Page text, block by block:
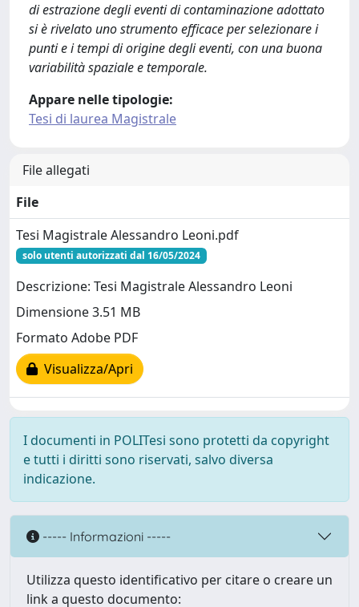
di estrazione degli eventi di contaminazione adottato
si è rivelato uno strumento efficace per selezionare i
punti e i tempi di origine degli eventi, con una buona
variabilità spaziale e temporale.
Appare nelle tipologie:
Tesi di laurea Magistrale
File allegati
File
Tesi Magistrale Alessandro Leoni.pdf
solo utenti autorizzati dal 16/05/2024
Descrizione: Tesi Magistrale Alessandro Leoni
Dimensione 3.51 MB
Formato Adobe PDF
Visualizza/Apri
I documenti in POLITesi sono protetti da copyright
e tutti i diritti sono riservati, salvo diversa
indicazione.
----- Informazioni -----
Utilizza questo identificativo per citare o creare un
link a questo documento: